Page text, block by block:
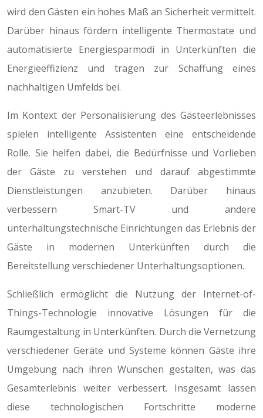
wird den Gästen ein hohes Maß an Sicherheit vermittelt.
Darüber hinaus fördern intelligente Thermostate und
automatisierte Energiesparmodi in Unterkünften die
Energieeffizienz und tragen zur Schaffung eines
nachhaltigen Umfelds bei.
Im Kontext der Personalisierung des Gästeerlebnisses
spielen intelligente Assistenten eine entscheidende
Rolle. Sie helfen dabei, die Bedürfnisse und Vorlieben
der Gäste zu verstehen und darauf abgestimmte
Dienstleistungen anzubieten. Darüber hinaus
verbessern Smart-TV und andere
unterhaltungstechnische Einrichtungen das Erlebnis der
Gäste in modernen Unterkünften durch die
Bereitstellung verschiedener Unterhaltungsoptionen.
Schließlich ermöglicht die Nutzung der Internet-of-
Things-Technologie innovative Lösungen für die
Raumgestaltung in Unterkünften. Durch die Vernetzung
verschiedener Geräte und Systeme können Gäste ihre
Umgebung nach ihren Wünschen gestalten, was das
Gesamterlebnis weiter verbessert. Insgesamt lassen
diese technologischen Fortschritte moderne